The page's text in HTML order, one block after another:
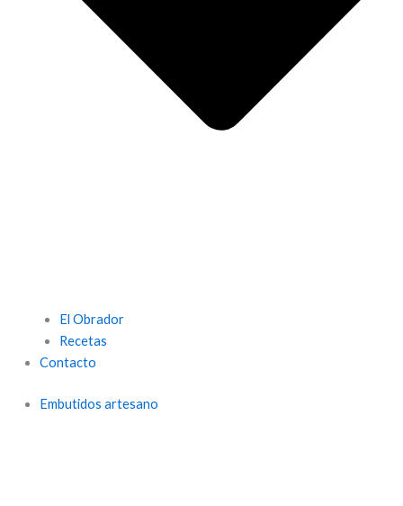
El Obrador
Recetas
Contacto
Embutidos artesano